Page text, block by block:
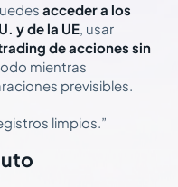
acceder a los
y de la UE, usar
de acciones sin
mientras
previsibles.
limpios.”